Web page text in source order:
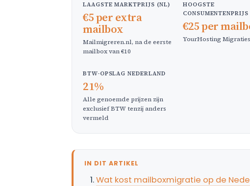
LAAGSTE MARKTPRIJS (NL)
€5 per extra
mailbox
Mailmigreren.nl, na de eerste
mailbox van €10
HOOGSTE
€25 per
YourHosting
BTW-OPSLAG NEDERLAND
21%
Alle genoemde prijzen zijn
exclusief BTW tenzij anders
vermeld
IN DIT ARTIKEL
Wat kost mailboxmigratie op de